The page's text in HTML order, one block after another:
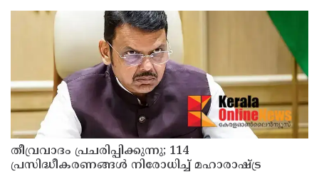
തീവ്രവാദം പ്രചരിപ്പിക്കുന്നു; 114
പ്രസിദ്ധീകരണങ്ങൾ നിരോധിച്ച് മഹാരാഷ്ട്ര